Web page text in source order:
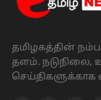
தமிழகத்தின்
தளம்.